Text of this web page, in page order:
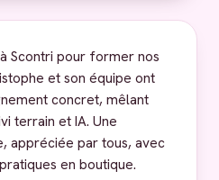
Scontri pour former nos
et son équipe ont
concret, mêlant
terrain et IA. Une
appréciée par tous, avec
en boutique.